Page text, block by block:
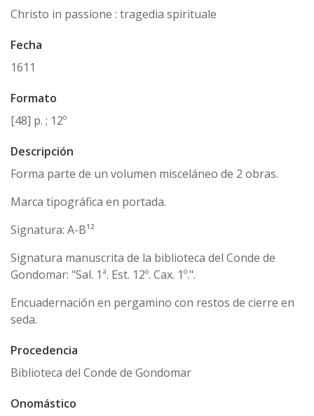
Christo in passione : tragedia spirituale
Fecha
1611
Formato
[48] p. ; 12º
Descripción
Forma parte de un volumen misceláneo de 2 obras.
Marca tipográfica en portada.
Signatura: A-B¹²
Signatura manuscrita de la biblioteca del Conde de
Gondomar: "Sal. 1ª. Est. 12º. Cax. 1º.".
Encuadernación en pergamino con restos de cierre en
seda.
Procedencia
Biblioteca del Conde de Gondomar
Onomástico